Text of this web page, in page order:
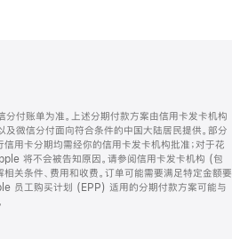
付账单为准。上述分期付款方案由信用卡发卡机构
微信分付面向符合条件的中国大陆居民提供。部分
卡分期均需经你的信用卡发卡机构批准；对于花
将不会被告知原因。请参阅信用卡发卡机构 (包
关条件、费用和收费。订单可能需要满足特定金额要
员工购买计划 (EPP) 适用的分期付款方案可能与